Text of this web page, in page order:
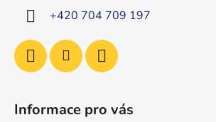
+420 704 709 197
Informace pro vás